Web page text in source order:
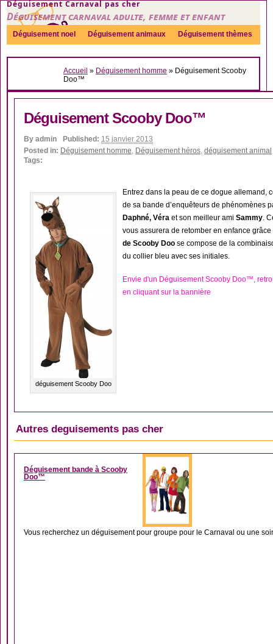
Déguisement Carnaval pas cher
Déguisement carnaval adulte, femme et enfant
Déguisement noel Déguisement animaux Déguisement thèmes
Sexy Déguisement couple Déguisements par genre Idées
Accueil » Déguisement homme » Déguisement Scooby
Doo™
Déguisement Scooby Doo™
By admin Published: 15 janvier 2013
Posted in: Déguisement homme, Déguisement héros, déguisement animal
Tags:
déguisement Scooby Doo
Entrez dans la peau de ce dogue allemand,
de sa bande d’enquêteurs de phénomènes
Daphné, Véra et son meilleur ami Sammy.
vous assurera de retomber en enfance
de Scooby Doo se compose de la
du collier bleu avec ses initiales.
Envie d'un Déguisement Scooby Doo™,
en cliquant sur la bannière
Autres deguisements pas cher
DÉGUISEMENT
Déguisement bande à Scooby
Doo™
Vous recherchez un déguisement pour groupe pour le Carnaval ou une